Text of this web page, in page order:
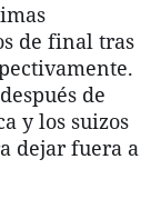
de final tras
de
y los suizos
dejar fuera a